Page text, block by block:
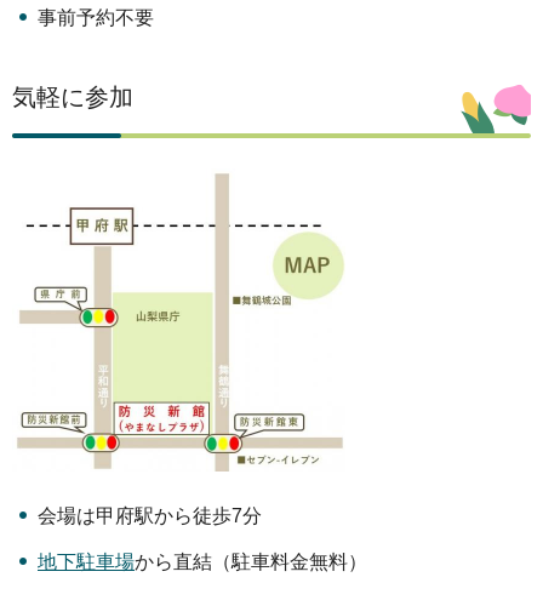
事前予約不要
気軽に参加
会場は甲府駅から徒歩7分
地下駐車場から直結（駐車料金無料）